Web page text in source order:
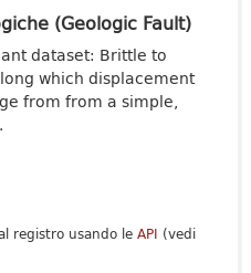
(Geologic Fault)
dataset: Brittle to
which displacement
from from a simple,
registro usando le API (vedi